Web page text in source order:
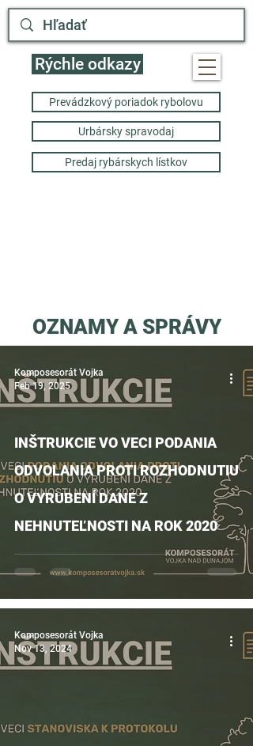
Rýchle odkazy
Prevádzkový poriadok rybolovu
Urbársky spravodaj
Predaj rybárskych lístkov
OZNAMY A SPRÁVY
INŠTRUKCIE VO VECI PODANIA
ODVOLANIA PROTI ROZHODNUTIU
O VYRUBENÍ DANE Z
NEHNUTEĽNOSTI NA ROK 2020
Komposesorát Vojka
Feb 19, 2025
Komposesorát Vojka
Nov 13, 2024